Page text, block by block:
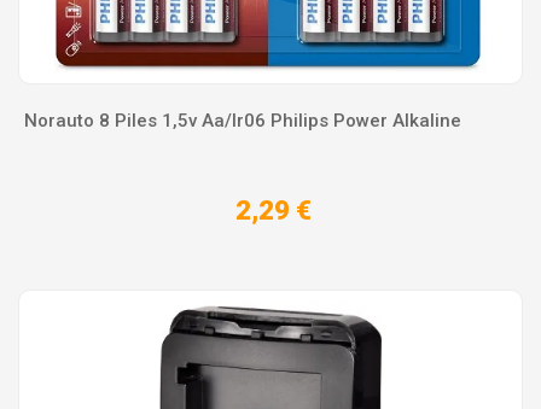
Norauto 8 Piles 1,5v Aa/lr06 Philips Power Alkaline
2,29 €